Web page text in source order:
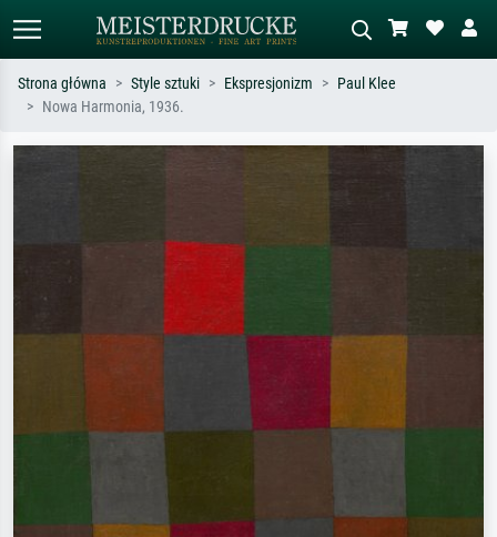
Szukaj wg artysty, tytułu lub stylu – np.
Monet, Gwiaździsta noc,
Strona główna Style sztuki Ekspresjonizm
Paul Klee
Nowa Harmonia, 1936.